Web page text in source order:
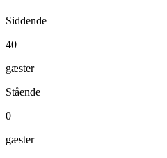
Siddende
40
gæster
Stående
0
gæster